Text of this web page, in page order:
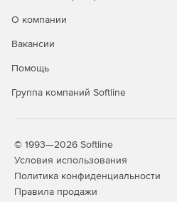
О компании
Вакансии
Помощь
Группа компаний Softline
© 1993—2026 Softline
Условия использования
Политика конфиденциальности
Правила продажи